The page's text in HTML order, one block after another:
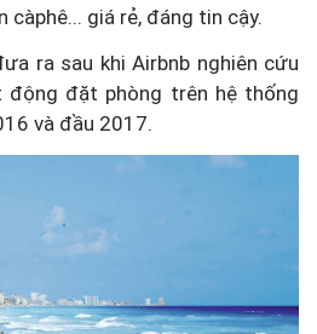
càphê... giá rẻ, đáng tin cậy.
ra sau khi Airbnb nghiên cứu
đặt phòng trên hệ thống
và đầu 2017.